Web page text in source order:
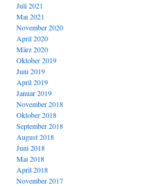
Juli 2021
Mai 2021
November 2020
April 2020
März 2020
Oktober 2019
Juni 2019
April 2019
Januar 2019
November 2018
Oktober 2018
September 2018
August 2018
Juni 2018
Mai 2018
April 2018
November 2017